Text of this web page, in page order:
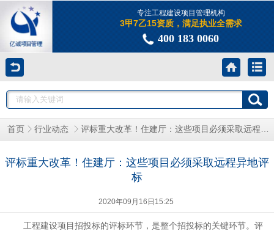
专注工程建设项目管理机构
3甲7乙15资质，满足执业全需求
400 183 0060
首页 行业动态 评标重大改革！住建厅：这些项目必须采取远程异地评标
评标重大改革！住建厅：这些项目必须采取远程异地评
标
2020年09月16日15:25
工程建设项目招投标的评标环节，是整个招投标的关键环节。评